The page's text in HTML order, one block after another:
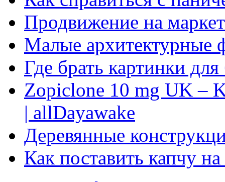
Продвижение на
Малые архитектурные
Где брать картинки
Zopiclone 10 mg UK –
| allDayawake
Деревянные
Как поставить капчу